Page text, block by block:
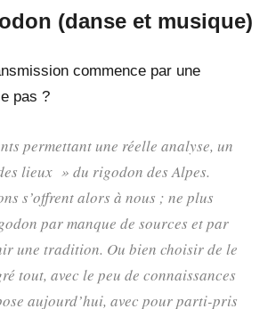
(danse et musique)
commence par une
pas ?
permettant une réelle analyse, un
lieux » du rigodon des Alpes.
s’offrent alors à nous ; ne plus
par manque de sources et par
une tradition. Ou bien choisir de le
tout, avec le peu de connaissances
aujourd’hui, avec pour parti-pris